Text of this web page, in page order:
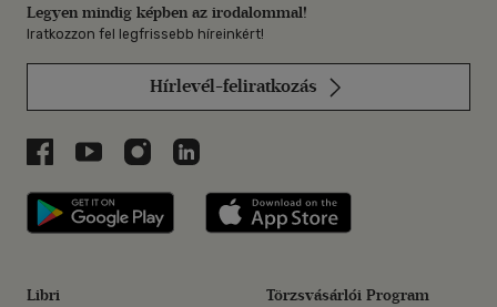
Legyen mindig képben az irodalommal!
Iratkozzon fel legfrissebb híreinkért!
Hírlevél-feliratkozás
Libri a Facebookon
Libri a Youtube-on
Libri az Instagramon
Libri a LinkedInen
Libri applikáció Szerezd meg: Google
Libri Törzsvásárlói Program